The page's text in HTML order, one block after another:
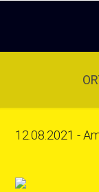
12.08.2021 -